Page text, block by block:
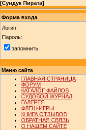
[Сундук Пирата]
Форма входа
Логин:
Пароль:
запомнить
Меню сайта
ГЛАВНАЯ СТРАНИЦА
ФОРУМ
КАТАЛОГ ФАЙЛОВ
СУДОВОЙ ЖУРНАЛ
ГАЛЕРЕЯ
ФЛЕШ-ИГРЫ
КНИГА ОТЗЫВОВ
ОБРАТНАЯ СВЯЗЬ
О НАШЕМ САЙТЕ